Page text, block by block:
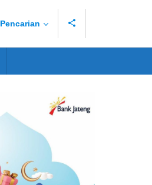
Pencarian